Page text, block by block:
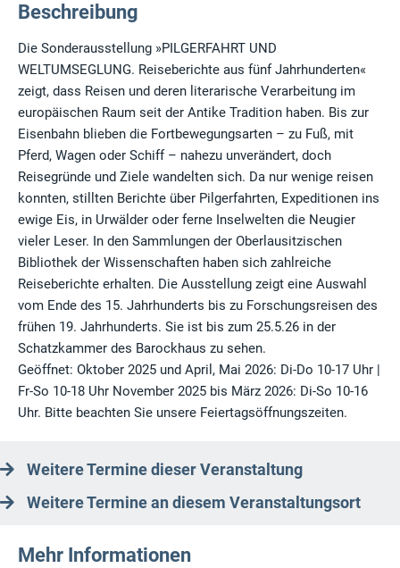
Beschreibung
Die Sonderausstellung »PILGERFAHRT UND
WELTUMSEGLUNG. Reiseberichte aus fünf Jahrhunderten«
zeigt, dass Reisen und deren literarische Verarbeitung im
europäischen Raum seit der Antike Tradition haben. Bis zur
Eisenbahn blieben die Fortbewegungsarten – zu Fuß, mit
Pferd, Wagen oder Schiff – nahezu unverändert, doch
Reisegründe und Ziele wandelten sich. Da nur wenige reisen
konnten, stillten Berichte über Pilgerfahrten, Expeditionen ins
ewige Eis, in Urwälder oder ferne Inselwelten die Neugier
vieler Leser. In den Sammlungen der Oberlausitzischen
Bibliothek der Wissenschaften haben sich zahlreiche
Reiseberichte erhalten. Die Ausstellung zeigt eine Auswahl
vom Ende des 15. Jahrhunderts bis zu Forschungsreisen des
frühen 19. Jahrhunderts. Sie ist bis zum 25.5.26 in der
Schatzkammer des Barockhaus zu sehen.
Geöffnet: Oktober 2025 und April, Mai 2026: Di-Do 10-17 Uhr |
Fr-So 10-18 Uhr November 2025 bis März 2026: Di-So 10-16
Uhr. Bitte beachten Sie unsere Feiertagsöffnungszeiten.
Weitere Termine dieser Veranstaltung
Weitere Termine an diesem Veranstaltungsort
Mehr Informationen